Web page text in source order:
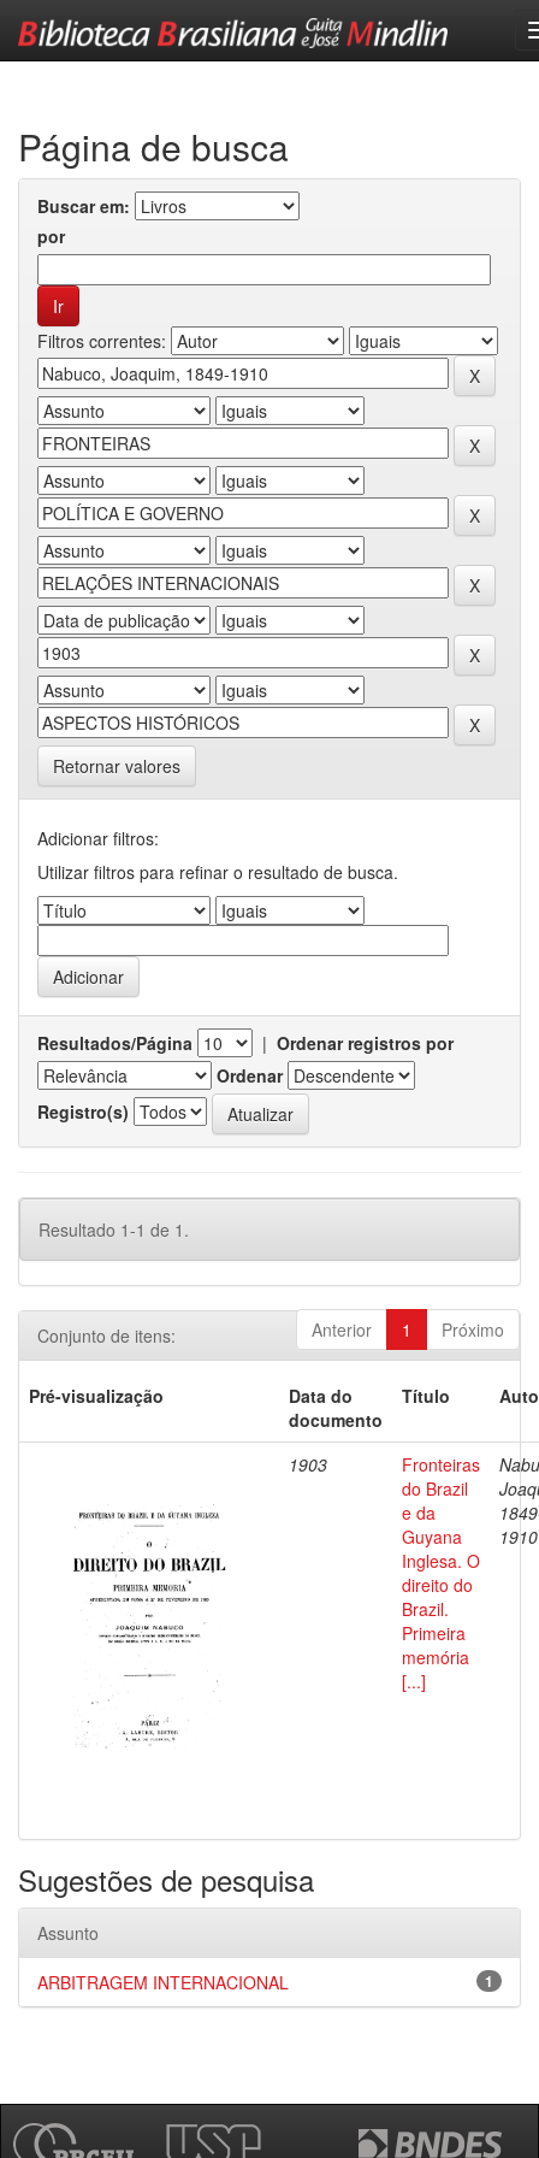
Página de busca
Buscar em:
por
Filtros correntes:
Retornar valores
Adicionar filtros:
Utilizar filtros para refinar o resultado de busca.
Resultados/Página | Ordenar registros por
Ordenar
Registro(s)
Resultado 1-1 de 1.
Anterior 1 Próximo
Conjunto de itens:
Pré-visualização
Data do
documento
Título
1903
Fronteiras
do Brazil
e da
Guyana
Inglesa. O
direito do
Brazil.
Primeira
memória
[...]
1910
Sugestões de pesquisa
Assunto
1
ARBITRAGEM INTERNACIONAL